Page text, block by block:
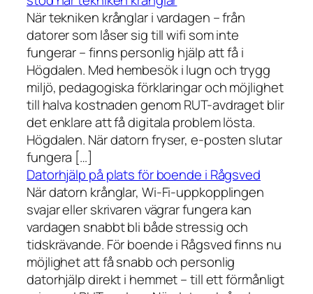
När tekniken krånglar i vardagen – från
datorer som låser sig till wifi som inte
fungerar – finns personlig hjälp att få i
Högdalen. Med hembesök i lugn och trygg
miljö, pedagogiska förklaringar och möjlighet
till halva kostnaden genom RUT-avdraget blir
det enklare att få digitala problem lösta.
Högdalen. När datorn fryser, e-posten slutar
fungera […]
Datorhjälp på plats för boende i Rågsved
När datorn krånglar, Wi-Fi-uppkopplingen
svajar eller skrivaren vägrar fungera kan
vardagen snabbt bli både stressig och
tidskrävande. För boende i Rågsved finns nu
möjlighet att få snabb och personlig
datorhjälp direkt i hemmet – till ett förmånligt